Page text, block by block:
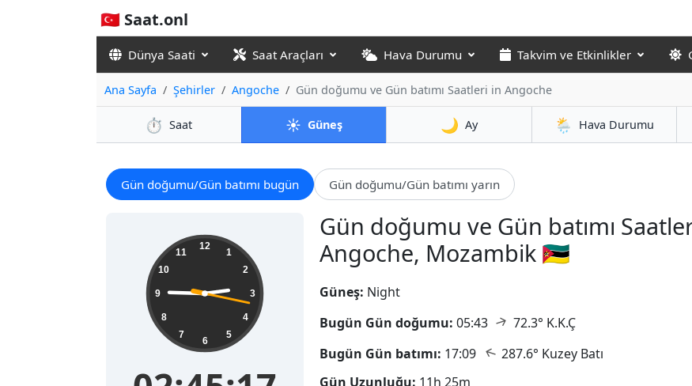
🇹🇷 Saat.onl
Dünya Saati Saat Araçları Hava Durumu Takvim ve Etkinlikler
Ana Sayfa Şehirler Angoche Gün doğumu ve Gün batımı Saatleri in Angoche
⏱️ Saat ☀️ Güneş 🌙 Ay 🌦️ Hava Durumu
Gün doğumu/Gün batımı bugün Gün doğumu/Gün batımı yarın
Gün doğumu ve Gün batımı
Angoche, Mozambik 🇲🇿
02:45:18 12
1
2
3
4
5
6
7
8
9
10
11
Güneş: Night
Bugün Gün doğumu: 05:43 ↑ 72.3° K.K.Ç
Bugün Gün batımı: 17:09 ↑ 287.6° Kuzey Batı
Gün Uzunluğu: 11h 25m